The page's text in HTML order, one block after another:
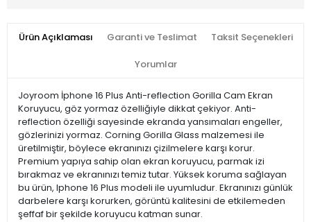
Ürün Açıklaması Garanti ve Teslimat Taksit Seçenekleri
Yorumlar
Joyroom İphone 16 Plus Anti-reflection Gorilla Cam Ekran
Koruyucu, göz yormaz özelliğiyle dikkat çekiyor. Anti-
reflection özelliği sayesinde ekranda yansımaları engeller,
gözlerinizi yormaz. Corning Gorilla Glass malzemesi ile
üretilmiştir, böylece ekranınızı çizilmelere karşı korur.
Premium yapıya sahip olan ekran koruyucu, parmak izi
bırakmaz ve ekranınızı temiz tutar. Yüksek koruma sağlayan
bu ürün, Iphone 16 Plus modeli ile uyumludur. Ekranınızı günlük
darbelere karşı korurken, görüntü kalitesini de etkilemeden
şeffaf bir şekilde koruyucu katman sunar.